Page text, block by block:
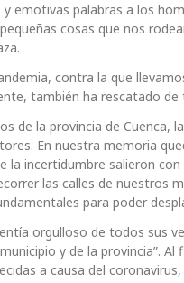
y emotivas palabras a los
cosas que nos
contra la que
también ha rescatado
de la provincia de Cuenca,
En nuestra memoria
la incertidumbre salieron
las calles de nuestros
para poder
orgulloso de todos sus
y de la provincia”.
a causa del